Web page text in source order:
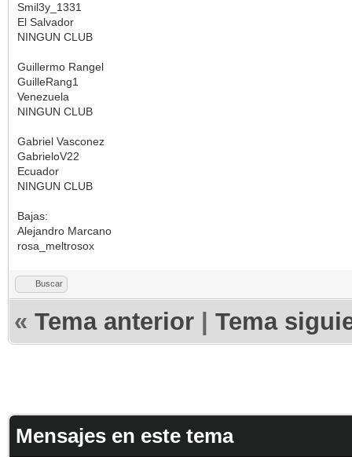
Smil3y_1331
El Salvador
NINGUN CLUB
Guillermo Rangel
GuilleRang1
Venezuela
NINGUN CLUB
Gabriel Vasconez
GabrieloV22
Ecuador
NINGUN CLUB
Bajas:
Alejandro Marcano
rosa_meltrosox
Buscar
« Tema anterior Tema
Mensajes en este tema